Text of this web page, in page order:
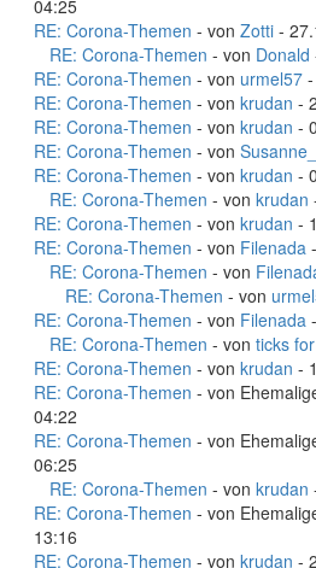
04:25
RE: Corona-Themen - von Zotti -
RE: Corona-Themen - von Donald
RE: Corona-Themen - von urmel57
RE: Corona-Themen - von krudan -
RE: Corona-Themen - von krudan -
RE: Corona-Themen - von
RE: Corona-Themen - von krudan -
RE: Corona-Themen - von krudan
RE: Corona-Themen - von krudan -
RE: Corona-Themen - von Filenada
RE: Corona-Themen - von
RE: Corona-Themen - von
RE: Corona-Themen - von Filenada
RE: Corona-Themen - von ticks
RE: Corona-Themen - von krudan -
RE: Corona-Themen - von
04:22
RE: Corona-Themen - von
06:25
RE: Corona-Themen - von krudan
RE: Corona-Themen - von
13:16
RE: Corona-Themen - von krudan -